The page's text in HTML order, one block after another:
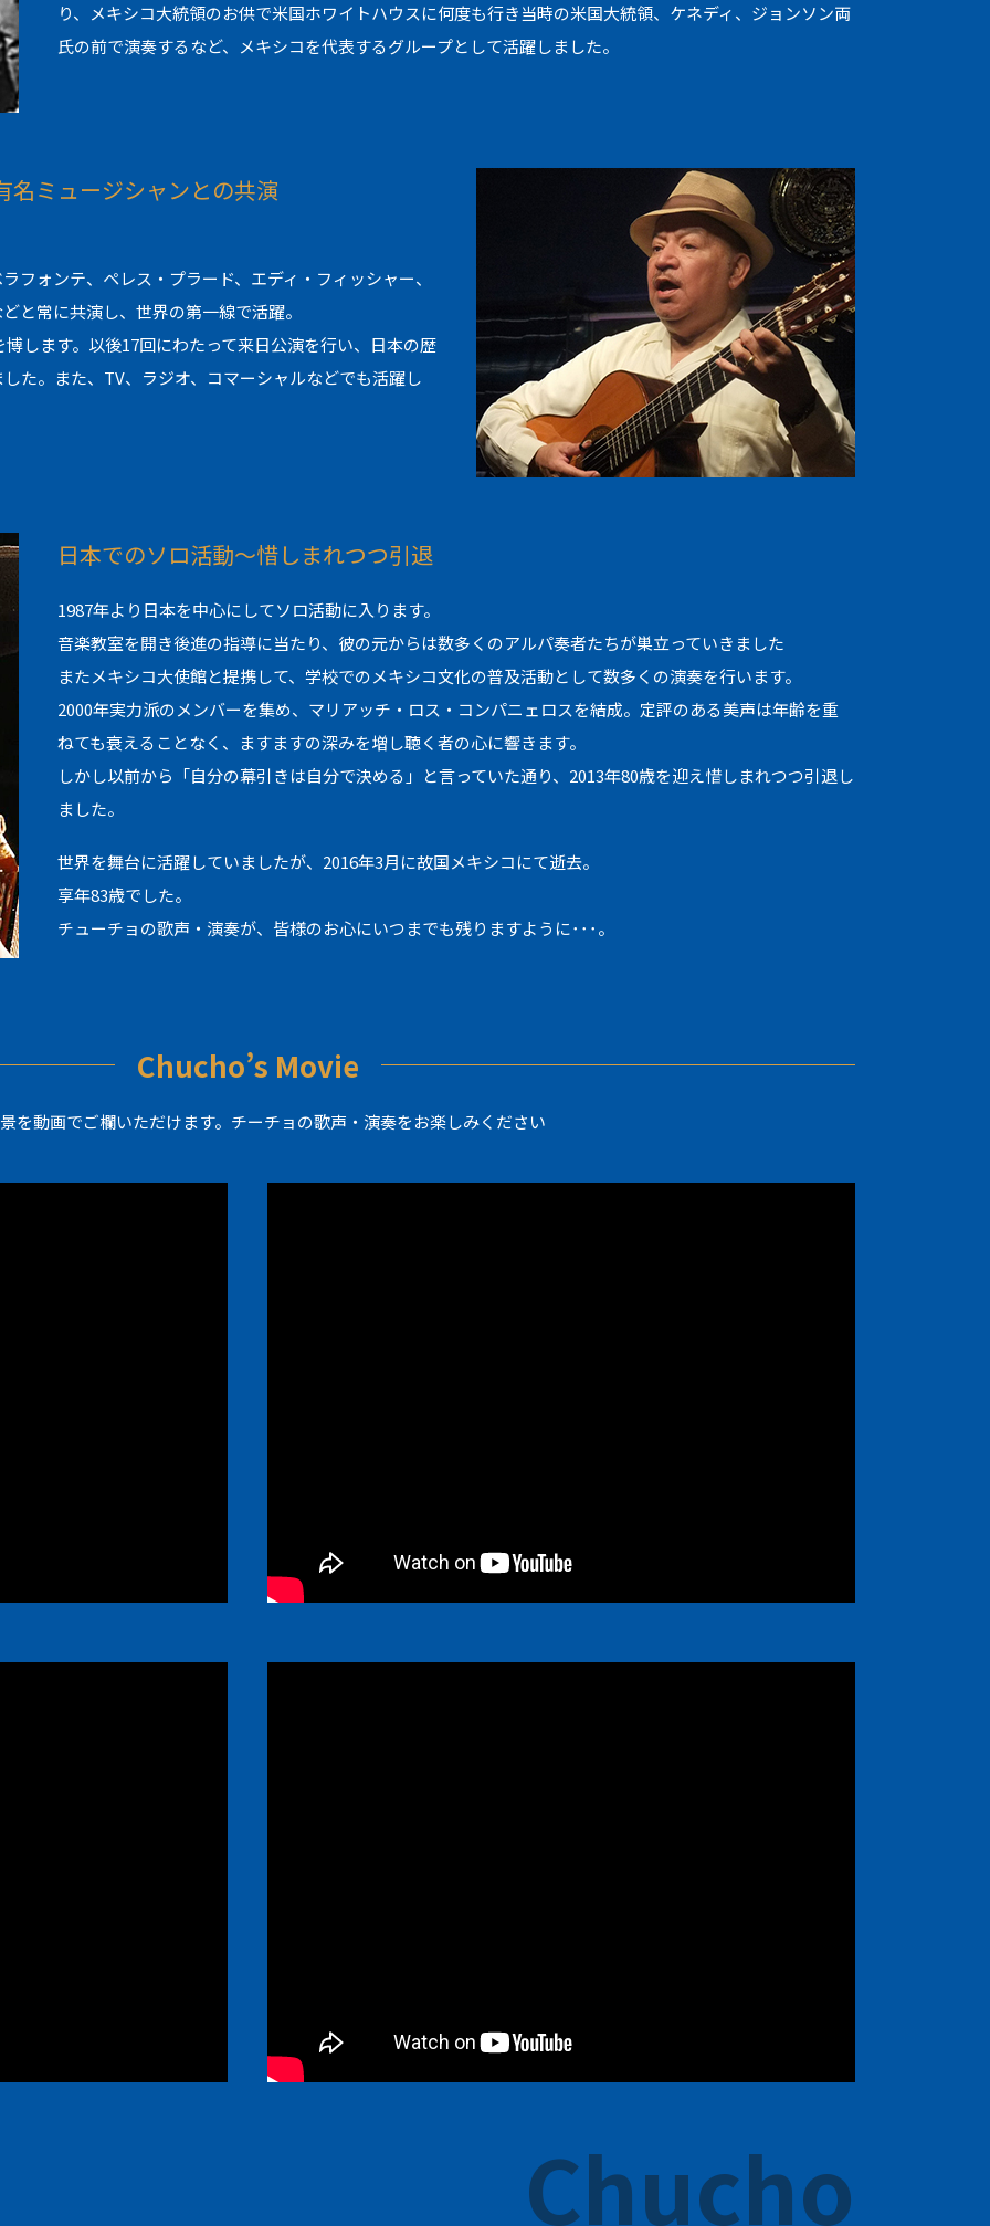
り、メキシコ大統領のお供で米国ホワイトハウスに何度も行き当時の米国大統領、ケネディ、ジョンソン両
氏の前で演奏するなど、メキシコを代表するグループとして活躍しました。
名ミュージシャンとの共演
フォンテ、ペレス・プラード、エディ・フィッシャー、
と常に共演し、世界の第一線で活躍。
します。以後17回にわたって来日公演を行い、日本の歴
た。また、TV、ラジオ、コマーシャルなどでも活躍し
日本でのソロ活動～惜しまれつつ引退
1987年より日本を中心にしてソロ活動に入ります。
音楽教室を開き後進の指導に当たり、彼の元からは数多くのアルパ奏者たちが巣立っていきました
またメキシコ大使館と提携して、学校でのメキシコ文化の普及活動として数多くの演奏を行います。
2000年実力派のメンバーを集め、マリアッチ・ロス・コンパニェロスを結成。定評のある美声は年齢を重
ねても衰えることなく、ますますの深みを増し聴く者の心に響きます。
しかし以前から「自分の幕引きは自分で決める」と言っていた通り、2013年80歳を迎え惜しまれつつ引退し
ました。
世界を舞台に活躍していましたが、2016年3月に故国メキシコにて逝去。
享年83歳でした。
チューチョの歌声・演奏が、皆様のお心にいつまでも残りますように･･･。
Chucho’s Movie
を動画でご欄いただけます。チーチョの歌声・演奏をお楽しみください
Chucho